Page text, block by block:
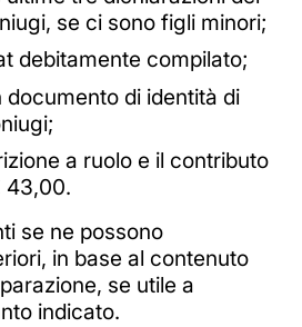
se ci sono figli minori;
debitamente compilato;
documento di identità di
a ruolo e il contributo
43,00.
se ne possono
in base al contenuto
se utile a
indicato.